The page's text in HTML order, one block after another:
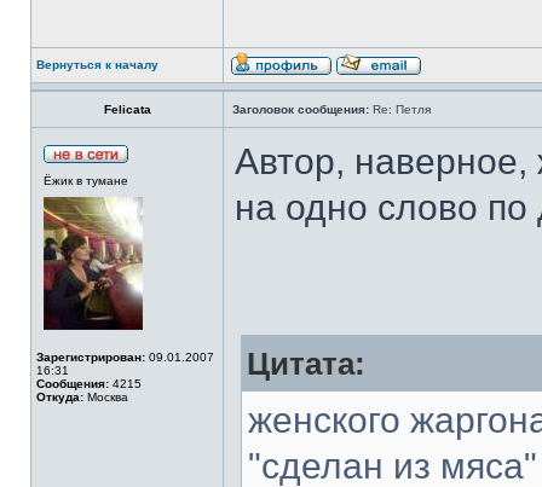
Вернуться к началу
Felicata Заголовок сообщения: Re: Петля
Ёжик в тумане
Зарегистрирован: 09.01.2007
16:31
Сообщения: 4215
Откуда: Москва
Автор,
на одно слово
Цитата:
женского
"сделан из мяса"